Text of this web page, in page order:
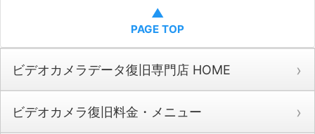
▲
PAGE TOP
ビデオカメラデータ復旧専門店 HOME
ビデオカメラ復旧料金・メニュー